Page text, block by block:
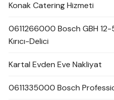
Konak Catering Hizmeti
0611266000 Bosch GBH
Kırıcı-Delici
Kartal Evden Eve Nakliyat
0611335000 Bosch